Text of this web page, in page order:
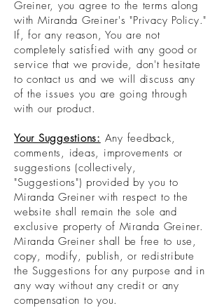
Greiner, you agree to the terms along
with Miranda Greiner's "Privacy Policy."
If, for any reason, You are not
completely satisfied with any good or
service that we provide, don't hesitate
to contact us and we will discuss any
of the issues you are going through
with our product.
Your Suggestions: Any feedback,
comments, ideas, improvements or
suggestions (collectively,
"Suggestions") provided by you to
Miranda Greiner with respect to the
website shall remain the sole and
exclusive property of Miranda Greiner.
Miranda Greiner shall be free to use,
copy, modify, publish, or redistribute
the Suggestions for any purpose and in
any way without any credit or any
compensation to you.